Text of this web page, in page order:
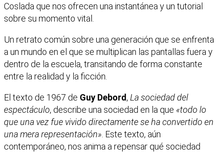
Coslada que nos ofrecen una instantánea y un tutorial
sobre su momento vital.
Un retrato común sobre una generación que se enfrenta
a un mundo en el que se multiplican las pantallas fuera y
dentro de la escuela, transitando de forma constante
entre la realidad y la ficción.
El texto de 1967 de Guy Debord, La sociedad del
espectáculo, describe una sociedad en la que «todo lo
que una vez fue vivido directamente se ha convertido en
una mera representación». Este texto, aún
contemporáneo, nos anima a repensar qué sociedad